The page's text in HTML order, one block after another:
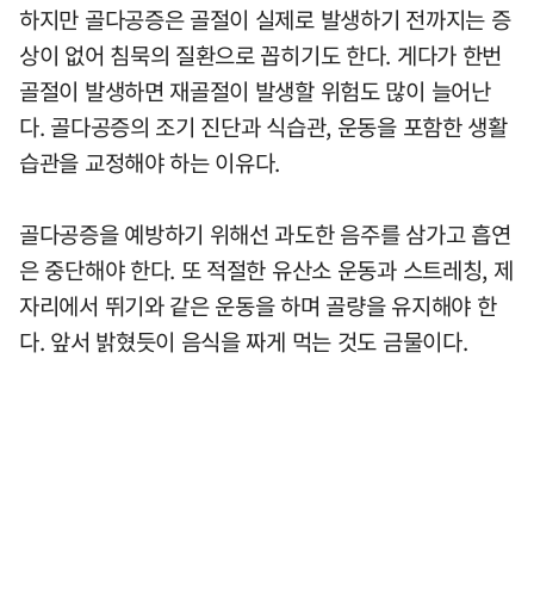
하지만 골다공증은 골절이 실제로 발생하기 전까지는 증
상이 없어 침묵의 질환으로 꼽히기도 한다. 게다가 한번
골절이 발생하면 재골절이 발생할 위험도 많이 늘어난
다. 골다공증의 조기 진단과 식습관, 운동을 포함한 생활
습관을 교정해야 하는 이유다.
골다공증을 예방하기 위해선 과도한 음주를 삼가고 흡연
은 중단해야 한다. 또 적절한 유산소 운동과 스트레칭, 제
자리에서 뛰기와 같은 운동을 하며 골량을 유지해야 한
다. 앞서 밝혔듯이 음식을 짜게 먹는 것도 금물이다.